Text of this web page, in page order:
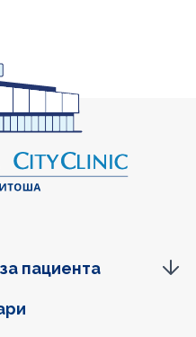
пациента